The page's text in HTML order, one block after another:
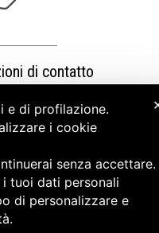
di contatto
e di profilazione.
i cookie
senza
tuoi dati personali
di personalizzare e